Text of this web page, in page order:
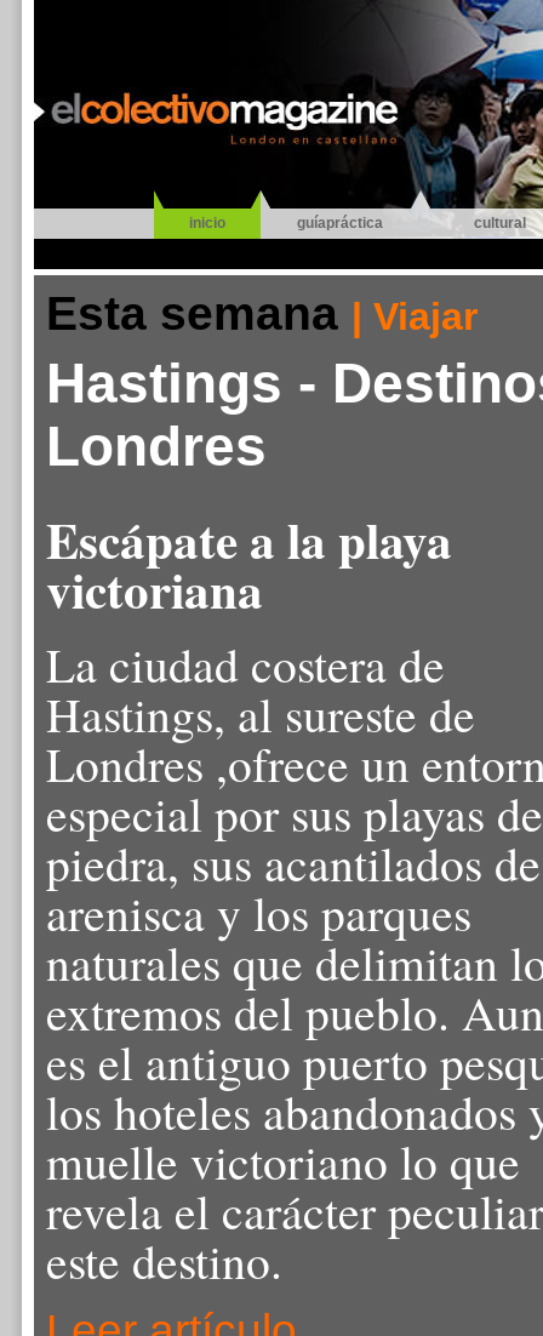
inicio guíapráctica cultural
Esta semana | Viajar
Hastings -
Londres
Escápate a la playa
victoriana
La ciudad costera de
Hastings, al sureste de
Londres ,ofrece un
especial por sus playas de
piedra, sus acantilados de
arenisca y los parques
naturales que delimitan
extremos del pueblo.
es el antiguo puerto
los hoteles abandonados
muelle victoriano lo que
revela el carácter
este destino.